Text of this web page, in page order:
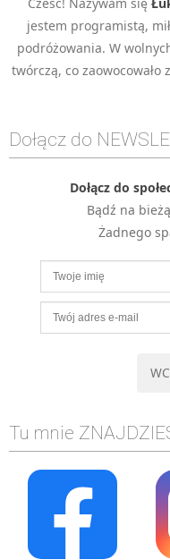
Cześć! Nazywam się
jestem programistą,
podróżowania. W
twórczą, co zaowocowało
Dołącz do
Dołącz do
Bądź na
Żadnego
Tu mnie